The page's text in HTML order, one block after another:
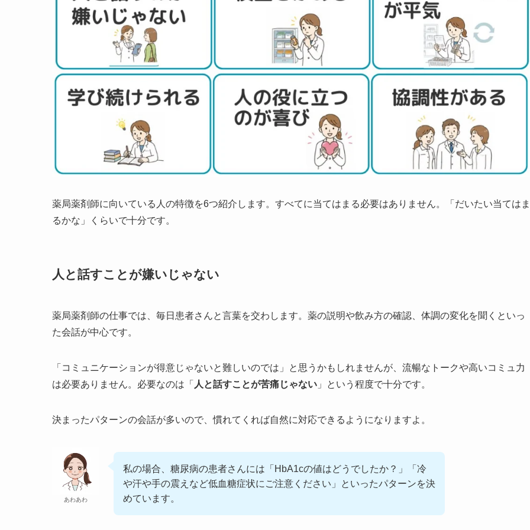
薬局薬剤師に向いている人の特徴を6つ紹介します。すべてに当てはまる必要はありません。「だいたい当てはま
るかな」くらいで十分です。
人と話すことが嫌いじゃない
薬局薬剤師の仕事では、毎日患者さんと言葉を交わします。薬の説明や飲み方の確認、体調の変化を聞くといっ
た会話が中心です。
「コミュニケーションが得意じゃないと難しいのでは」と思うかもしれませんが、流暢なトークや高いコミュ力
は必要ありません。必要なのは「 人と話すことが苦痛じゃない 」という程度で十分です。
決まったパターンの会話が多いので、慣れてくれば自然に対応できるようになりますよ。
あわあわ
私の場合、糖尿病の患者さんには「HbA1cの値はどうでしたか？」「冷
や汗や手の震えなど低血糖症状にご注意ください」といったパターンを決
めています。